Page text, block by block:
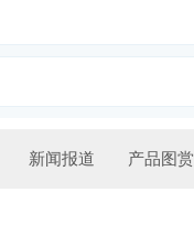
新闻报道 产品图赏